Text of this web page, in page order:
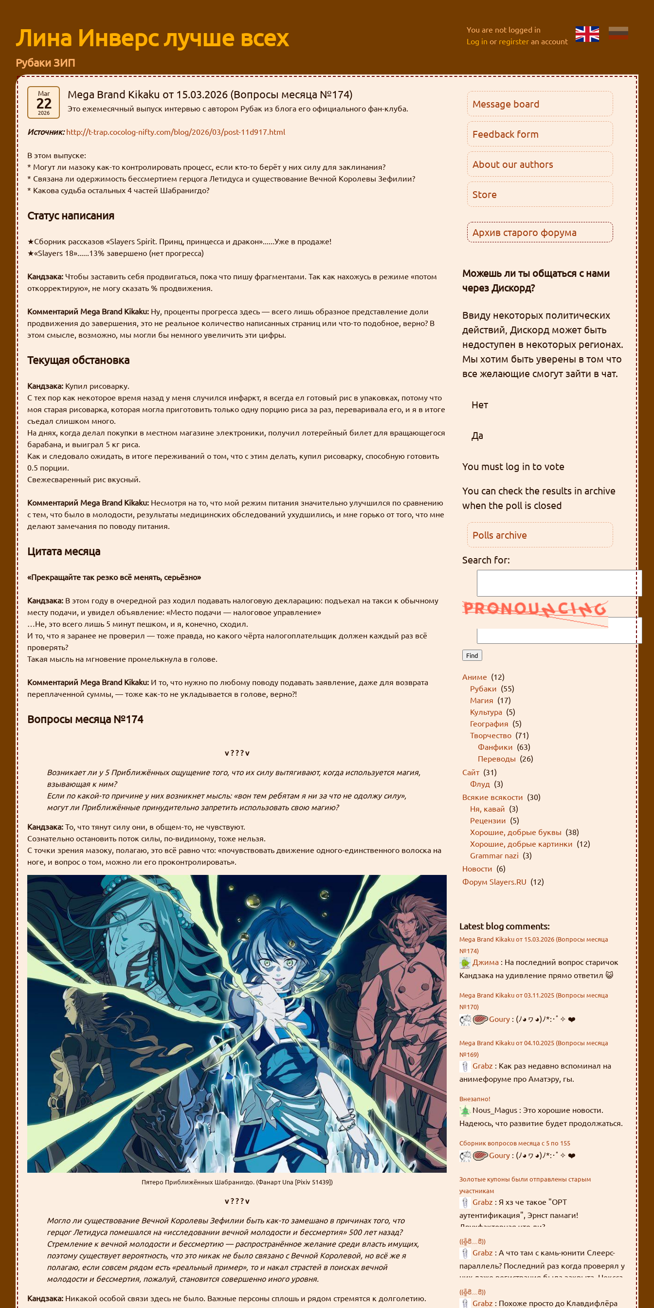
Лина Инверс лучше всех
Рубаки ЗИП
You are not logged in
Log in or regirsteran account
Mar
22
2026
Mega Brand Kikaku от 15.03.2026 (Вопросы месяца №174)
Это ежемесячный выпуск интервью с автором Рубак из блога его официального фан-клуба.
Источник:http://t-trap.cocolog-nifty.com/blog/2026/03/post-11d917.html
В этом выпуске:
* Могут ли мазоку как-то контролировать процесс, если кто-то берёт у них силу для заклинания?
* Связана ли одержимость бессмертием герцога Летидуса и существование Вечной Королевы Зефилии?
* Какова судьба остальных 4 частей Шабранигдо?
Статус написания
★Сборник рассказов «Slayers Spirit. Принц, принцесса и дракон»......Уже в продаже!
★«Slayers 18»......13% завершено (нет прогресса)
Кандзака: Чтобы заставить себя продвигаться, пока что пишу фрагментами. Так как нахожусь в режиме «потом
откорректирую», не могу сказать % продвижения.
Комментарий Mega Brand Kikaku: Ну, проценты прогресса здесь — всего лишь образное представление доли
продвижения до завершения, это не реальное количество написанных страниц или что-то подобное, верно? В
этом смысле, возможно, мы могли бы немного увеличить эти цифры.
Текущая обстановка
Кандзака: Купил рисоварку.
С тех пор как некоторое время назад у меня случился инфаркт, я всегда ел готовый рис в упаковках, потому что
моя старая рисоварка, которая могла приготовить только одну порцию риса за раз, переваривала его, и я в итоге
съедал слишком много.
На днях, когда делал покупки в местном магазине электроники, получил лотерейный билет для вращающегося
барабана, и выиграл 5 кг риса.
Как и следовало ожидать, в итоге переживаний о том, что с этим делать, купил рисоварку, способную готовить
0.5 порции.
Свежесваренный рис вкусный.
Комментарий Mega Brand Kikaku: Несмотря на то, что мой режим питания значительно улучшился по сравнению
с тем, что было в молодости, результаты медицинских обследований ухудшились, и мне горько от того, что мне
делают замечания по поводу питания.
Цитата месяца
«Прекращайте так резко всё менять, серьёзно»
Кандзака: В этом году в очередной раз ходил подавать налоговую декларацию: подъехал на такси к обычному
месту подачи, и увидел объявление: «Место подачи — налоговое управление»
…Не, это всего лишь 5 минут пешком, и я, конечно, сходил.
И то, что я заранее не проверил — тоже правда, но какого чёрта налогоплательщик должен каждый раз всё
проверять?
Такая мысль на мгновение промелькнула в голове.
Комментарий Mega Brand Kikaku: И то, что нужно по любому поводу подавать заявление, даже для возврата
переплаченной суммы, — тоже как-то не укладывается в голове, верно?!
Вопросы месяца №174
v ? ? ? v
Возникает ли у 5 Приближённых ощущение того, что их силу вытягивают, когда используется магия,
взывающая к ним?
Если по какой-то причине у них возникнет мысль: «вон тем ребятам я ни за что не одолжу силу»,
могут ли Приближённые принудительно запретить использовать свою магию?
Кандзака: То, что тянут силу они, в общем-то, не чувствуют.
Сознательно остановить поток силы, по-видимому, тоже нельзя.
С точки зрения мазоку, полагаю, это всё равно что: «почувствовать движение одного-единственного волоска на
ноге, и вопрос о том, можно ли его проконтролировать».
Пятеро Приближённых Шабранигдо. (Фанарт Una [Pixiv 51439])
v ? ? ? v
Могло ли существование Вечной Королевы Зефилии быть как-то замешано в причинах того, что
герцог Летидуса помешался на «исследовании вечной молодости и бессмертия» 500 лет назад?
Стремление к вечной молодости и бессмертию — распространённое желание среди власть имущих,
поэтому существует вероятность, что это никак не было связано с Вечной Королевой, но всё же я
полагаю, если совсем рядом есть «реальный пример», то и накал страстей в поисках вечной
молодости и бессмертия, пожалуй, становится совершенно иного уровня.
Кандзака: Никакой особой связи здесь не было. Важные персоны сплошь и рядом стремятся к долголетию.
Message board
Feedback form
About our authors
Store
Архив старого форума
Можешь ли ты общаться с нами
через Дискорд?
Ввиду некоторых политических
действий, Дискорд может быть
недоступен в некоторых регионах.
Мы хотим быть уверены в том что
все желающие смогут зайти в чат.
Нет
Да
You must log in to vote
You can check the results in archive
when the poll is closed
Polls archive
Search for:
Find
Аниме (12)
Рубаки (55)
Магия (17)
Культура (5)
География (5)
Творчество (71)
Фанфики (63)
Переводы (26)
Сайт (31)
Флуд (3)
Всякие всякости (30)
Ня, кавай (3)
Рецензии (5)
Хорошие, добрые буквы (38)
Хорошие, добрые картинки (12)
Grammar nazi (3)
Новости (6)
Форум Slayers.RU (12)
Latest blog comments:
Mega Brand Kikaku от 15.03.2026 (Вопросы месяца
№174)
Джима : На последний вопрос старичок
Кандзака на удивление прямо ответил 😺
Mega Brand Kikaku от 03.11.2025 (Вопросы месяца
№170)
Goury : (ﾉ◕ヮ◕)ﾉ*:･ﾟ✧ ❤️
Mega Brand Kikaku от 04.10.2025 (Вопросы месяца
№169)
Grabz : Как раз недавно вспоминал на
анимефоруме про Аматэру, гы.
Внезапно!
Nous_Magus : Это хорошие новости.
Надеюсь, что развитие будет продолжаться.
Сборник вопросов месяца с 5 по 155
Goury : (ﾉ◕ヮ◕)ﾉ*:･ﾟ✧ ❤️
Золотые купоны были отправлены старым
участникам
Grabz : Я хз че такое "OPT
аутентификация", Эрнст памаги!
Двухфакторная что ли?
((╬ಠิ﹏ಠิ))
Grabz : А что там с камь-юнити Слеерс-
параллель? Последний раз когда проверял у
них даже регистрация была закрыта. Нексса-
джахады там всякие, Мордейны, Розевиры,
где все эти люди были 8 лет?
((╬ಠิ﹏ಠิ))
Grabz : Похоже просто до Клавдифлёра